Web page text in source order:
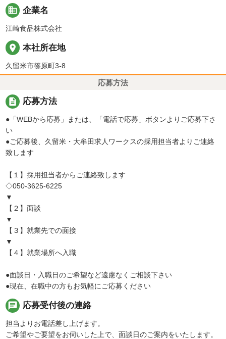
business 企業名
江崎食品株式会社
place 本社所在地
久留米市篠原町3-8
応募方法
description 応募方法
●「WEBから応募」または、「電話で応募」ボタンよりご応募下さ
い
●ご応募後、久留米・大牟田求人ワークスの採用担当者よりご連絡
致します
【１】採用担当者からご連絡致します
◇050-3625-6225
▼
【２】面談
▼
【３】就業先での面接
▼
【４】就業場所へ入職
●面談日・入職日のご希望など遠慮なくご相談下さい
●現在、在職中の方もお気軽にご応募ください
chat 応募受付後の連絡
担当よりお電話差し上げます。
ご希望やご要望をお伺いした上で、面談日のご案内をいたします。